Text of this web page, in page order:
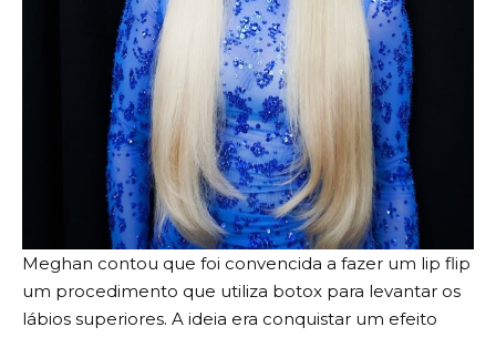
Meghan contou que foi convencida a fazer um lip flip
um procedimento que utiliza botox para levantar os
lábios superiores. A ideia era conquistar um efeito